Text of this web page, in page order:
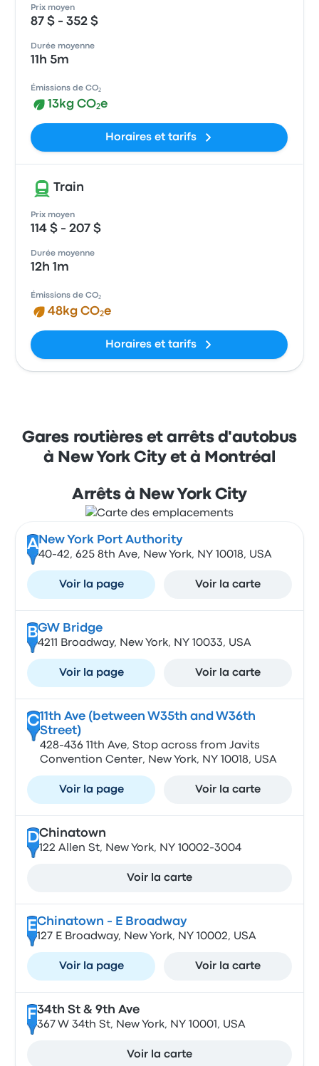
Prix moyen
87 $ - 352 $
Durée moyenne
11h 5m
Émissions de CO₂
13kg CO₂e
Horaires et tarifs
Train
Prix moyen
114 $ - 207 $
Durée moyenne
12h 1m
Émissions de CO₂
48kg CO₂e
Horaires et tarifs
Gares routières et arrêts d'autobus
à New York City et à Montréal
Arrêts à New York City
A New York Port Authority
40-42, 625 8th Ave, New York, NY 10018, USA
Voir la page Voir la carte
BGW Bridge
4211 Broadway, New York, NY 10033, USA
Voir la page Voir la carte
C11th Ave (between W35th and W36th
Street)
428-436 11th Ave, Stop across from Javits
Convention Center, New York, NY 10018, USA
Voir la page Voir la carte
DChinatown
122 Allen St, New York, NY 10002-3004
Voir la carte
EChinatown - E Broadway
127 E Broadway, New York, NY 10002, USA
Voir la page Voir la carte
F34th St & 9th Ave
367 W 34th St, New York, NY 10001, USA
Voir la carte